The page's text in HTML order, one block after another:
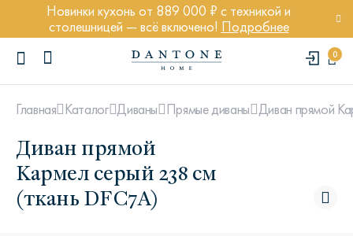
Новинки кухонь от 889 000 ₽ с техникой и
столешницей — всё включено! Подробнее
0
ПОПУЛЯРНЫЕ ЗАПРОСЫ
Главная Каталог Диваны Прямые диваны Диван прямой
Диван прямой
Кармел серый 238 см
(ткань DFC7A)